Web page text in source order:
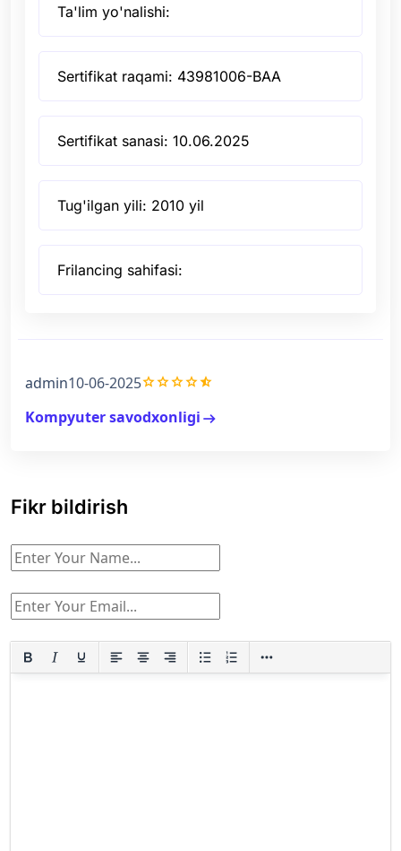
Ta'lim yo'nalishi:
Sertifikat raqami: 43981006-BAA
Sertifikat sanasi: 10.06.2025
Tug'ilgan yili: 2010 yil
Frilancing sahifasi:
admin10-06-2025gradegradegradegradestar_half
Kompyuter savodxonligiarrow_right_alt
Fikr bildirish